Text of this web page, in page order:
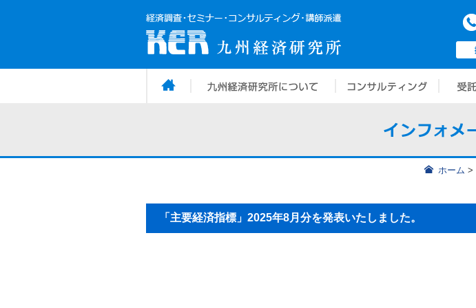
ホーム >
「主要経済指標」2025年8月分を発表いたしました。